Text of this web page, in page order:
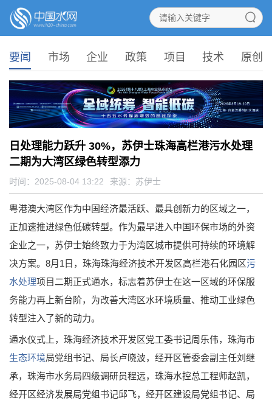
要闻 市场 企业 政策 项目 技术 原创
日处理能力跃升 30%，苏伊士珠海高栏港污水处理
二期为大湾区绿色转型添力
时间：2025-08-04 13:22 来源： 苏伊士
粤港澳大湾区作为中国经济最活跃、最具创新力的区域之一，
正加速推进绿色低碳转型。作为最早进入中国环保市场的外资
企业之一，苏伊士始终致力于为湾区城市提供可持续的环境解
决方案。8月1日，珠海珠海经济技术开发区高栏港石化园区污
水处理项目二期正式通水，标志着苏伊士在这一区域的环保服
务能力再上新台阶，为改善大湾区水环境质量、推动工业绿色
转型注入了新的动力。
通水仪式上，珠海经济技术开发区党工委书记周乐伟，珠海市
生态环境局党组书记、局长卢晓波，经开区管委会副主任刘继
承，珠海市水务局四级调研员程远，珠海水控总工程师赵凯，
经开区经济发展局党组书记邱飞，经开区建设局党组书记、局